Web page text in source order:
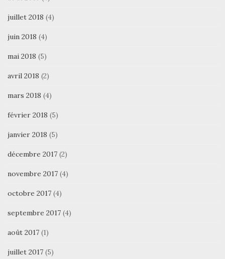
juillet 2018 (4)
juin 2018 (4)
mai 2018 (5)
avril 2018 (2)
mars 2018 (4)
février 2018 (5)
janvier 2018 (5)
décembre 2017 (2)
novembre 2017 (4)
octobre 2017 (4)
septembre 2017 (4)
août 2017 (1)
juillet 2017 (5)